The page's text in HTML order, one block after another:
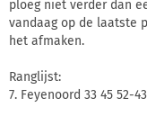
ploeg niet verder dan
vandaag op de laatste
het afmaken.
Ranglijst:
7. Feyenoord 33 45 52-43